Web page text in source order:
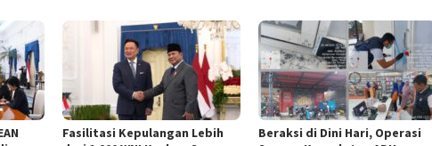
Fasilitasi Kepulangan Lebih
Beraksi di Dini Hari, Operasi